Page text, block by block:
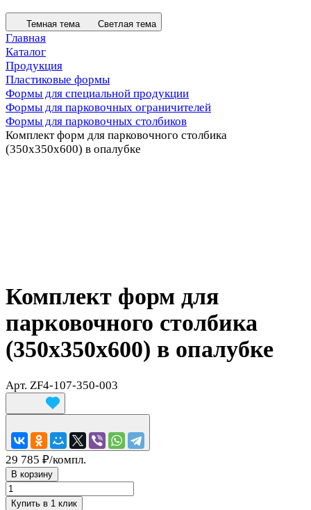
Темная тема Светлая тема
Главная
Каталог
Продукция
Пластиковые формы
Формы для специальной продукции
Формы для парковочных ограничителей
Формы для парковочных столбиков
Комплект форм для парковочного столбика
(350х350х600) в опалубке
Комплект форм для
парковочного столбика
(350х350х600) в опалубке
Арт. ZF4-107-350-003
29 785 ₽/компл.
В корзину
Купить в 1 клик